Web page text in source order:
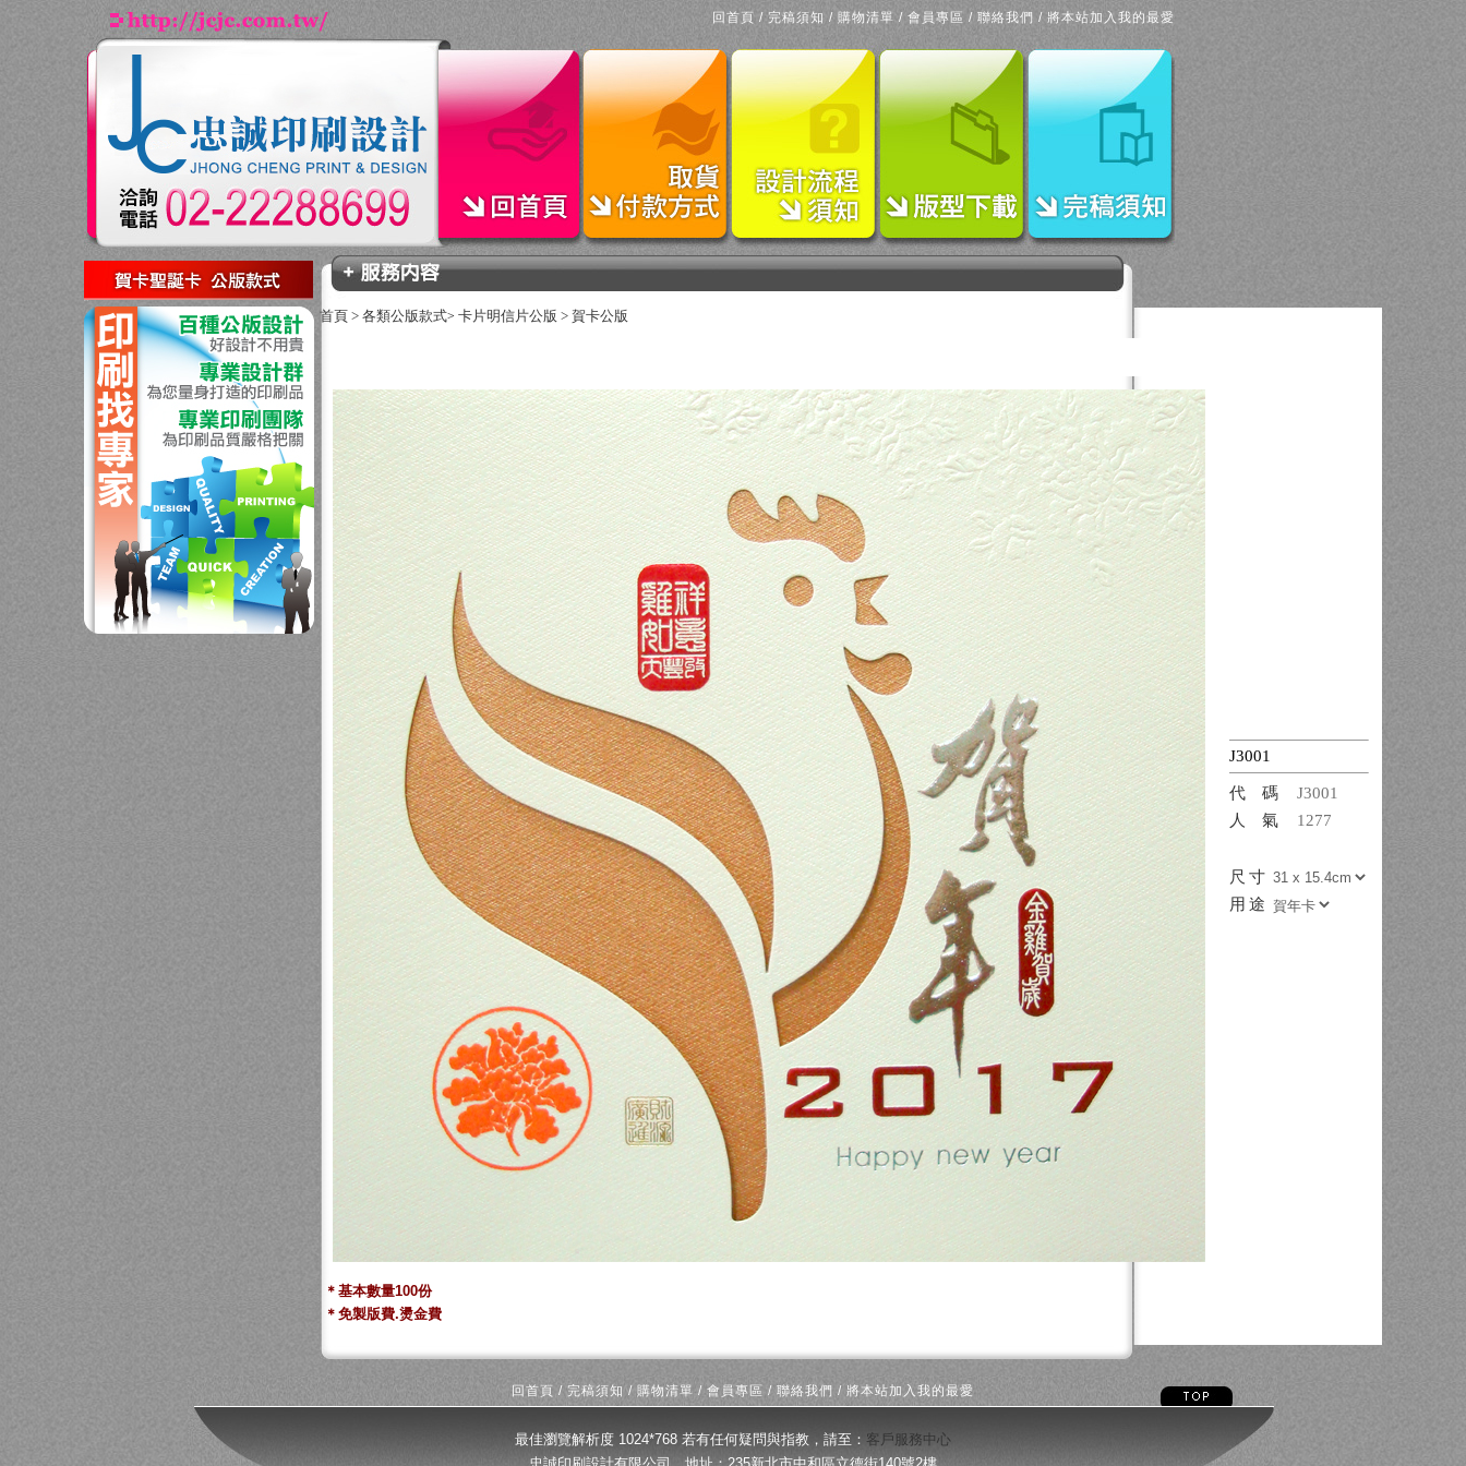
回首頁 /完稿須知 / 購物清單 / 會員專區 / 聯絡我們 / 將本站加入我的最愛
首頁 > 各類公版款式> 卡片明信片公版 > 賀卡公版
J3001
代碼
J3001
人氣
1277
尺寸
用途
＊基本數量100份
＊免製版費.燙金費
回首頁 / 完稿須知 / 購物清單 / 會員專區 / 聯絡我們 / 將本站加入我的最愛
最佳瀏覽解析度 1024*768 若有任何疑問與指教，請至： 客戶服務中心